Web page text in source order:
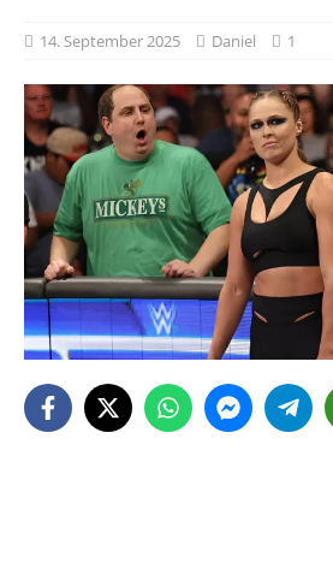
14. September 2025 Daniel 1